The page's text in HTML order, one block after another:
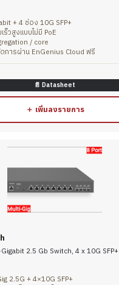
+ 4 ช่อง 10G SFP+
วสูงแบบไม่มี PoE
/ core
การผ่าน EnGenius Cloud ฟรี
📄 Datasheet
＋ เพิ่มลงรายการ
2.5 Gb Switch, 4 x 10G SFP+
2.5G + 4×10G SFP+